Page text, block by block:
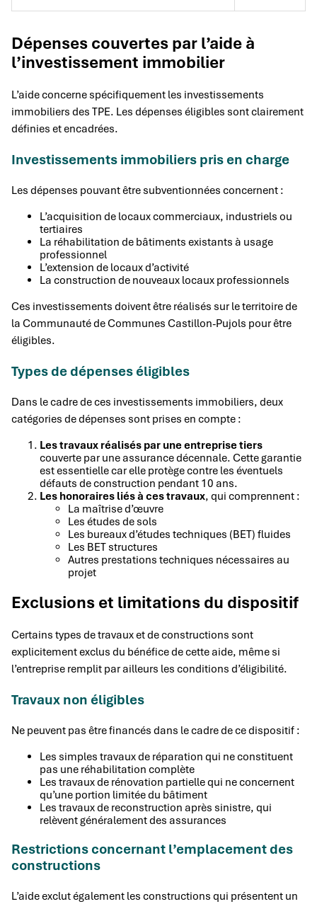
Dépenses couvertes par l’aide à
l’investissement immobilier
L’aide concerne spécifiquement les investissements
immobiliers des TPE. Les dépenses éligibles sont clairement
définies et encadrées.
Investissements immobiliers pris en charge
Les dépenses pouvant être subventionnées concernent :
L’acquisition de locaux commerciaux, industriels ou
tertiaires
La réhabilitation de bâtiments existants à usage
professionnel
L’extension de locaux d’activité
La construction de nouveaux locaux professionnels
Ces investissements doivent être réalisés sur le territoire de
la Communauté de Communes Castillon-Pujols pour être
éligibles.
Types de dépenses éligibles
Dans le cadre de ces investissements immobiliers, deux
catégories de dépenses sont prises en compte :
Les travaux réalisés par une entreprise tiers
couverte par une assurance décennale. Cette garantie
est essentielle car elle protège contre les éventuels
défauts de construction pendant 10 ans.
Les honoraires liés à ces travaux, qui comprennent :
La maîtrise d’œuvre
Les études de sols
Les bureaux d’études techniques (BET) fluides
Les BET structures
Autres prestations techniques nécessaires au
projet
Exclusions et limitations du dispositif
Certains types de travaux et de constructions sont
explicitement exclus du bénéfice de cette aide, même si
l’entreprise remplit par ailleurs les conditions d’éligibilité.
Travaux non éligibles
Ne peuvent pas être financés dans le cadre de ce dispositif :
Les simples travaux de réparation qui ne constituent
pas une réhabilitation complète
Les travaux de rénovation partielle qui ne concernent
qu’une portion limitée du bâtiment
Les travaux de reconstruction après sinistre, qui
relèvent généralement des assurances
Restrictions concernant l’emplacement des
constructions
L’aide exclut également les constructions qui présentent un